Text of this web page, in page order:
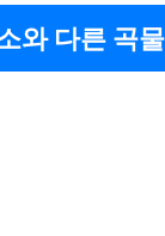
와 다른 곡